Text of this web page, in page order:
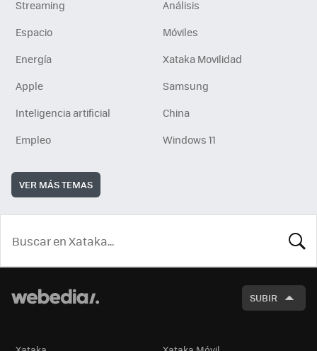
Streaming
Análisis
Espacio
Móviles
Energía
Xataka Movilidad
Apple
Samsung
Inteligencia artificial
China
Empleo
Windows 11
VER MÁS TEMAS
SUBIR